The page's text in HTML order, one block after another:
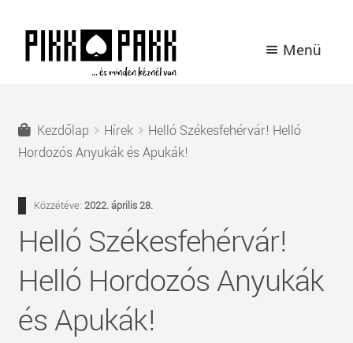
Ugrás
Kilépés
Menü
A PIKK PAKK TÖRTÉNETE
KAPCSOLAT
BELÉPÉS / REGISZTRÁCIÓ
Kezdőlap Hírek
Helló Székesfehérvár! Helló
Hordozós Anyukák és Apukák!
Közzétéve: 2022. április 28.
Helló Székesfehérvár!
Helló Hordozós Anyukák
és Apukák!